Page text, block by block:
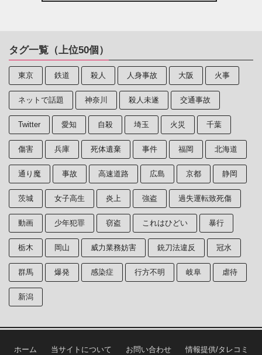
タグ一覧（上位50個）
東京 鉄道 殺人 人身事故 大阪 火事
ネットで話題 神奈川 殺人未遂 交通事故
Twitter 愛知 自殺 埼玉 火災 千葉
傷害 兵庫 死体遺棄 事件 福岡 北海道
通り魔 事故 高速道路 広島 京都 静岡
茨城 女子高生 炎上 強盗 過失運転致死傷
動画 少年犯罪 窃盗 これはひどい 暴行
栃木 岡山 威力業務妨害 銃刀法違反 冠水
群馬 爆発 感染症 行方不明 岐阜 虐待
新潟
ホーム 当サイトについて お問い合わせ 情報提供/タレコミ